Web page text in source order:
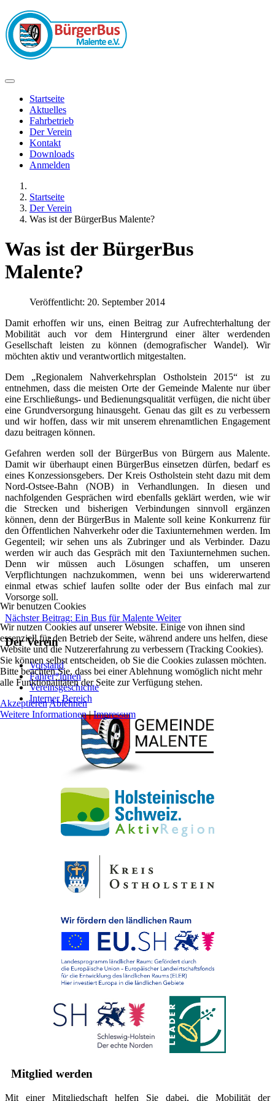
Startseite
Aktuelles
Fahrbetrieb
Der Verein
Kontakt
Downloads
Anmelden
Startseite
Der Verein
Was ist der BürgerBus Malente?
Was ist der BürgerBus
Malente?
Veröffentlicht: 20. September 2014
Damit erhoffen wir uns, einen Beitrag zur Aufrechterhaltung der
Mobilität auch vor dem Hintergrund einer älter werdenden
Gesellschaft leisten zu können (demografischer Wandel). Wir
möchten aktiv und verantwortlich mitgestalten.
Dem „Regionalem Nahverkehrsplan Ostholstein 2015“ ist zu
entnehmen, dass die meisten Orte der Gemeinde Malente nur über
eine Erschließungs- und Bedienungsqualität verfügen, die nicht über
eine Grundversorgung hinausgeht. Genau das gilt es zu verbessern
und wir hoffen, dass wir mit unserem ehrenamtlichen Engagement
dazu beitragen können.
Gefahren werden soll der BürgerBus von Bürgern aus Malente.
Damit wir überhaupt einen BürgerBus einsetzen dürfen, bedarf es
eines Konzessionsgebers. Der Kreis Ostholstein steht dazu mit dem
Nord-Ostsee-Bahn (NOB) in Verhandlungen. In diesen und
nachfolgenden Gesprächen wird ebenfalls geklärt werden, wie wir
die Strecken und bisherigen Verbindungen sinnvoll ergänzen
können, denn der BürgerBus in Malente soll keine Konkurrenz für
den Öffentlichen Nahverkehr oder die Taxiunternehmen werden. Im
Gegenteil; wir sehen uns als Zubringer und als Verbinder. Dazu
werden wir auch das Gespräch mit den Taxiunternehmen suchen.
Denn wir müssen auch Lösungen schaffen, um unseren
Verpflichtungen nachzukommen, wenn bei uns widererwartend
einmal etwas schief laufen sollte oder der Bus einfach mal zur
Vorsorge soll.
Nächster Beitrag: Ein Bus für Malente Weiter
Der Verein
Vorstand
Fahrer*innen
Vereinsgeschichte
Interner Bereich
Mitglied werden
Mit einer Mitgliedschaft helfen Sie dabei, die Mobilität der
Wir benutzen Cookies
Wir nutzen Cookies auf unserer Website. Einige von ihnen sind
essenziell für den Betrieb der Seite, während andere uns helfen, diese
Website und die Nutzererfahrung zu verbessern (Tracking Cookies).
Sie können selbst entscheiden, ob Sie die Cookies zulassen möchten.
Bitte beachten Sie, dass bei einer Ablehnung womöglich nicht mehr
alle Funktionalitäten der Seite zur Verfügung stehen.
AkzeptierenAblehnen
Weitere Informationen|Impressum